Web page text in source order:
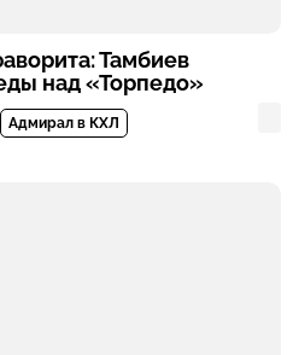
Тамбиев
над «Торпедо»
Адмирал в КХЛ